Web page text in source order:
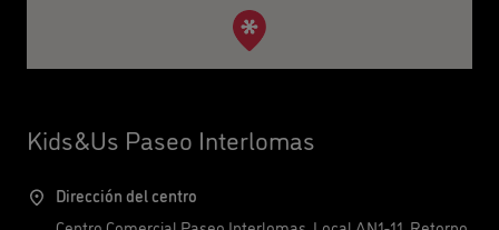
Kids&Us Paseo Interlomas
Dirección del centro